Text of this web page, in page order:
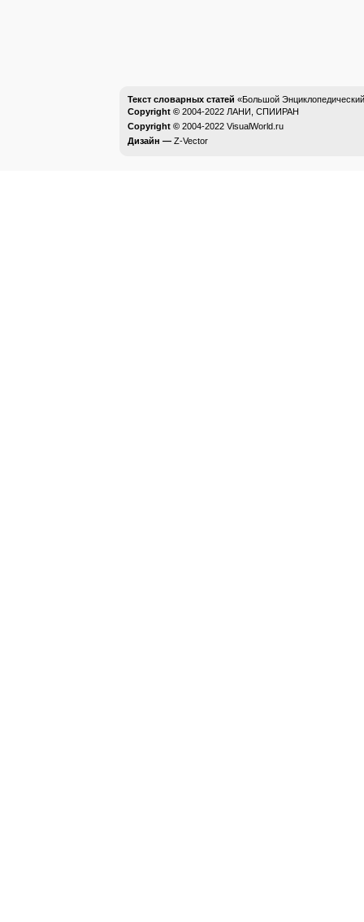
Текст словарных статей «Большой
Copyright © 2004-2022 ЛАНИ, СПИИРАН
Copyright © 2004-2022 VisualWorld.ru
Дизайн — Z-Vector